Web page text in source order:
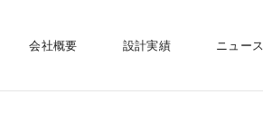
会社概要 設計実績 ニュース